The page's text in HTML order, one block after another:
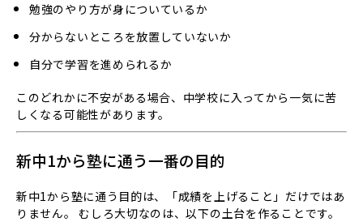
勉強のやり方が身についているか
分からないところを放置していないか
自分で学習を進められるか
このどれかに不安がある場合、中学校に入ってから一気に苦
しくなる可能性があります。
新中1から塾に通う一番の目的
新中1から塾に通う目的は、「成績を上げること」だけではあ
りません。 むしろ大切なのは、以下の土台を作ることです。